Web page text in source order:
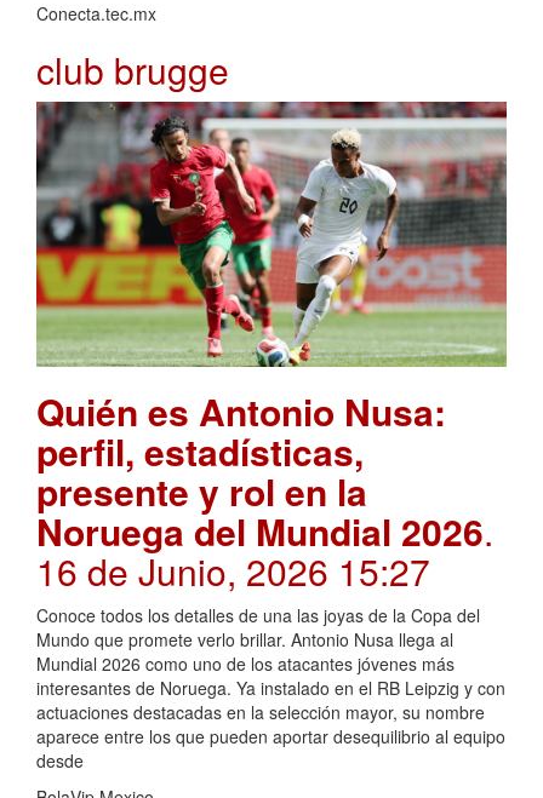
Conecta.tec.mx
club brugge
Quién es Antonio Nusa:
perfil, estadísticas,
presente y rol en la
Noruega del Mundial 2026.
16 de Junio, 2026 15:27
Conoce todos los detalles de una las joyas de la Copa del
Mundo que promete verlo brillar. Antonio Nusa llega al
Mundial 2026 como uno de los atacantes jóvenes más
interesantes de Noruega. Ya instalado en el RB Leipzig y con
actuaciones destacadas en la selección mayor, su nombre
aparece entre los que pueden aportar desequilibrio al equipo
desde